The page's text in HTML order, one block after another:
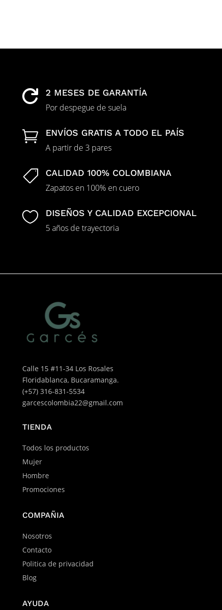
 2 MESES DE GARANTÍA
Por despegue de suela
 ENVÍOS GRATIS A TODO EL PAÍS
A partir de 3 pares
 CALIDAD 100% COLOMBIANA
Zapatos en 100% en cuero
 DISEÑOS Y CALIDAD EXCEPCIONAL
5 años de trayectoria
Calle 15 #11-34 Los Rosales
Floridablanca, Bucaramanga.
(+57) 316-831-5534
garcescolombia22@gmail.com
TIENDA
Todos los productos
Mujer
Hombre
Promociones
COMPAÑIA
Nosotros
Contacto
Politica de privacidad
Blog
AYUDA